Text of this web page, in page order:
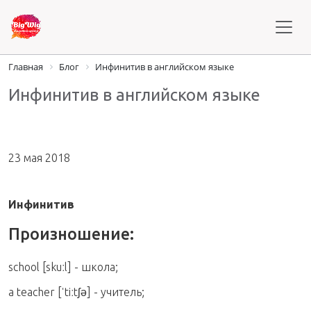
Главная Блог Инфинитив в английском языке
Инфинитив в английском языке
23 мая 2018
Инфинитив
Произношение:
school [skuːl] - школа;
a teacher [ˈtiːtʃə] - учитель;